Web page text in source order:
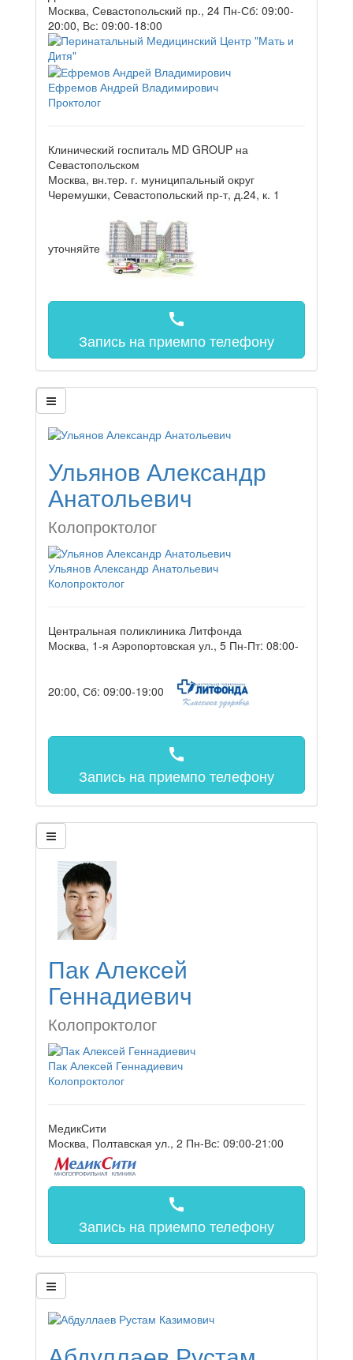
Москва, Севастопольский пр., 24 Пн-Сб: 09:00-
20:00, Вс: 09:00-18:00
Ефремов Андрей Владимирович
Проктолог
Клинический госпиталь MD GROUP на
Севастопольском
Москва, вн.тер. г. муниципальный округ
Черемушки, Севастопольский пр-т, д.24, к. 1
уточняйте
call
Запись на приемпо телефону
Ульянов Александр
Анатольевич
Колопроктолог
Ульянов Александр Анатольевич
Колопроктолог
Центральная поликлиника Литфонда
Москва, 1-я Аэропортовская ул., 5 Пн-Пт: 08:00-
20:00, Сб: 09:00-19:00
call
Запись на приемпо телефону
Пак Алексей
Геннадиевич
Колопроктолог
Пак Алексей Геннадиевич
Колопроктолог
МедикСити
Москва, Полтавская ул., 2 Пн-Вс: 09:00-21:00
call
Запись на приемпо телефону